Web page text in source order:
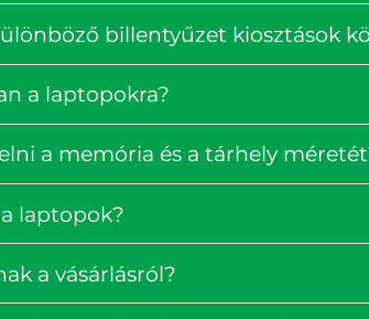
billentyűzet kiosztások
a laptopokra?
a memória és a tárhely
laptopok?
a vásárlásról?